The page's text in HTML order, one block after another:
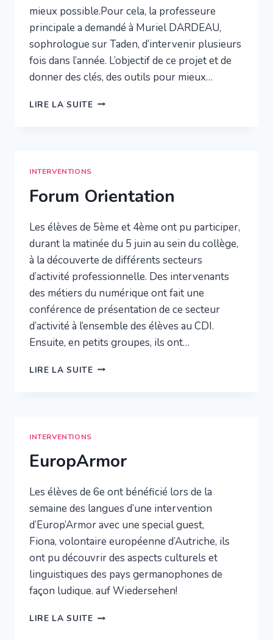
mieux possible.Pour cela, la professeure
principale a demandé à Muriel DARDEAU,
sophrologue sur Taden, d’intervenir plusieurs
fois dans l’année. L’objectif de ce projet et de
donner des clés, des outils pour mieux…
LIRE LA SUITEPROJET
INTERVENTIONS
Forum Orientation
Les élèves de 5ème et 4ème ont pu participer,
durant la matinée du 5 juin au sein du collège,
à la découverte de différents secteurs
d’activité professionnelle. Des intervenants
des métiers du numérique ont fait une
conférence de présentation de ce secteur
d’activité à l’ensemble des élèves au CDI.
Ensuite, en petits groupes, ils ont…
LIRE LA SUITEFORUM
INTERVENTIONS
EuropArmor
Les élèves de 6e ont bénéficié lors de la
semaine des langues d’une intervention
d’Europ’Armor avec une special guest,
Fiona, volontaire européenne d’Autriche, ils
ont pu découvrir des aspects culturels et
linguistiques des pays germanophones de
façon ludique. auf Wiedersehen!
LIRE LA SUITEEUROPARMOR